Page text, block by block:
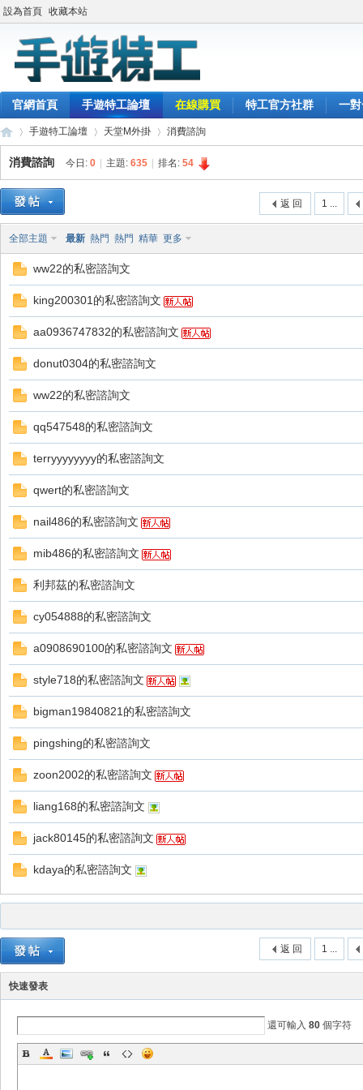
設為首頁 收藏本站
官網首頁 手遊特工論壇 在線購買 特工官方社群 一
»
手遊特工論壇 天堂M外掛 消費諮詢
消費諮詢 今日: 0 主題: 635 排名: 54
1 ...
返 回
全部主題 最新 熱門 熱門 精華 更多
ww22的私密諮詢文
king200301的私密諮詢文
aa0936747832的私密諮詢文
donut0304的私密諮詢文
ww22的私密諮詢文
qq547548的私密諮詢文
terryyyyyyyy的私密諮詢文
qwert的私密諮詢文
nail486的私密諮詢文
mib486的私密諮詢文
利邦茲的私密諮詢文
cy054888的私密諮詢文
a0908690100的私密諮詢文
style718的私密諮詢文
bigman19840821的私密諮詢文
pingshing的私密諮詢文
zoon2002的私密諮詢文
liang168的私密諮詢文
jack80145的私密諮詢文
kdaya的私密諮詢文
1 ...
返 回
快速發表
還可輸入 80 個字符